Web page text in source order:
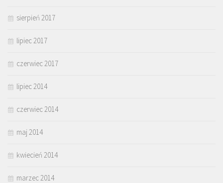
sierpień 2017
lipiec 2017
czerwiec 2017
lipiec 2014
czerwiec 2014
maj 2014
kwiecień 2014
marzec 2014